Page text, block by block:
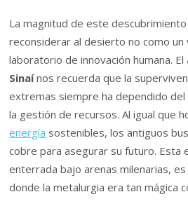
La magnitud de este
reconsiderar al desierto no como un
laboratorio de innovación humana. El
Sinaínos recuerda que la
extremas siempre ha dependido
la gestión de recursos. Al igual que
energía sostenibles, los antiguos
cobre para asegurar su futuro. Esta
enterrada bajo arenas milenarias,
donde la metalurgia era tan mágica